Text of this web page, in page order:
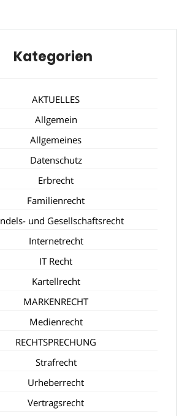
Kategorien
AKTUELLES
Allgemein
Allgemeines
Datenschutz
Erbrecht
Familienrecht
und Gesellschaftsrecht
Internetrecht
IT Recht
Kartellrecht
MARKENRECHT
Medienrecht
RECHTSPRECHUNG
Strafrecht
Urheberrecht
Vertragsrecht